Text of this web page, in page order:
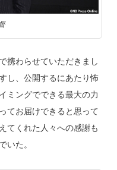
携わらせていただきまし
し、公開するにあたり怖
ミングでできる最大の力
てお届けできると思って
てくれた人々への感謝も
いた。